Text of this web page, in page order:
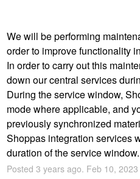
We will be performing
order to improve functionality
In order to carry out this
down our central services
During the service window,
mode where applicable, and
previously synchronized
Shoppas integration services
duration of the service window.
Posted 3 years ago. Feb 10, 2023